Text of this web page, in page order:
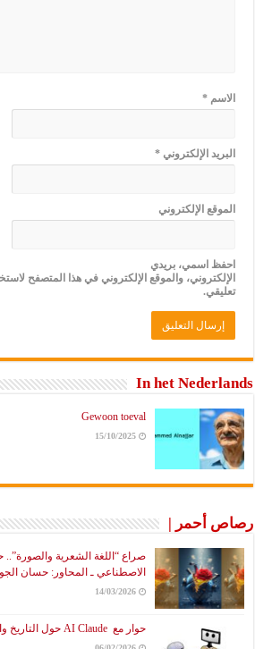
الاسم*
البريد الإلكتروني*
الموقع الإلكتروني
احفظ اسمي، بريدي
الإلكتروني، والموقع الإلكتروني في هذا المتصفح
تعليقي.
In het Nederlands
Gewoon toeval
15/10/2025
رصاص أحمر |
صراع “اللغة الشعرية والصورة”..
الاصطناعي ـ المحاور: حسان
14/03/2026
حوار مع AI Claude حول التاريخ والحقيقة